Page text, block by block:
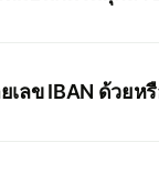
เลข IBAN ด้วยห